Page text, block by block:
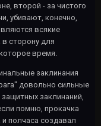
второй - за чистого
убивают, конечно,
всякие
сторону для
время.
заклинания
довольно сильные
заклинаний,
помню, прокачка
полчаса создавал